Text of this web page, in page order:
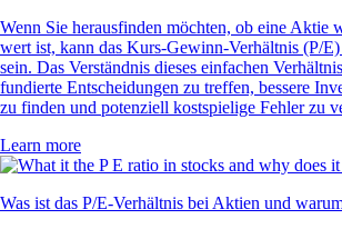
Wenn Sie herausfinden möchten, ob eine Aktie
wert ist, kann das Kurs-Gewinn-Verhältnis (P/
sein. Das Verständnis dieses einfachen
fundierte Entscheidungen zu treffen, bessere
zu finden und potenziell kostspielige Fehler zu
Learn more
Was ist das P/E-Verhältnis bei Aktien und